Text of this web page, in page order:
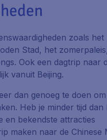
zoals het
Stad, het
Ook een dagtrip naar
vanuit Beijing.
dan genoeg te doen
Heb je minder tijd dan
en bekendste attracties
maken naar de Chinese